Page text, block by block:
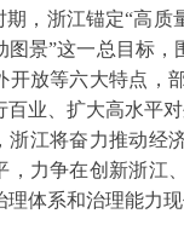
期，浙江锚定“高
图景”这一总目标
开放等六大特点，
百业、扩大高水平
浙江将奋力推动经
，力争在创新浙江
理体系和治理能力